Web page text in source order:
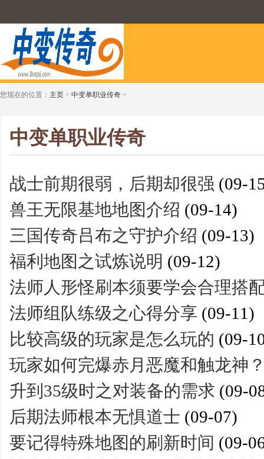
您现在的位置： 主页 > 中变单职业传奇 >
中变单职业传奇
战士前期很弱，后期却很强 (09-
兽王无限基地地图介绍 (09-14)
三国传奇吕布之守护介绍 (09-13)
福利地图之试炼说明 (09-12)
法师人形怪刷本须要学会合理搭
法师组队练级之心得分享 (09-11)
比较高级的玩家是怎么玩的 (09-
玩家如何完爆赤月恶魔和触龙神
升到35级时之对装备的需求 (09-
后期法师根本无惧道士 (09-07)
要记得特殊地图的刷新时间 (09-